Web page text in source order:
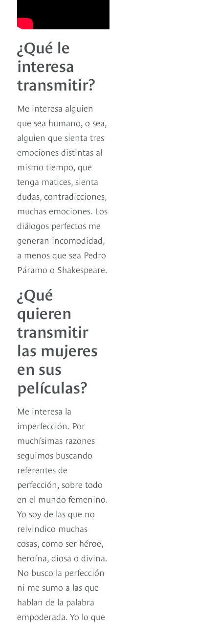
¿Qué le
interesa
transmitir?
Me interesa alguien
que sea humano, o sea,
alguien que sienta tres
emociones distintas al
mismo tiempo, que
tenga matices, sienta
dudas, contradicciones,
muchas emociones. Los
diálogos perfectos me
generan incomodidad,
a menos que sea Pedro
Páramo o Shakespeare.
¿Qué
quieren
transmitir
las mujeres
en sus
películas?
Me interesa la
imperfección. Por
muchísimas razones
seguimos buscando
referentes de
perfección, sobre todo
en el mundo femenino.
Yo soy de las que no
reivindico muchas
cosas, como ser héroe,
heroína, diosa o divina.
No busco la perfección
ni me sumo a las que
hablan de la palabra
empoderada. Yo lo que